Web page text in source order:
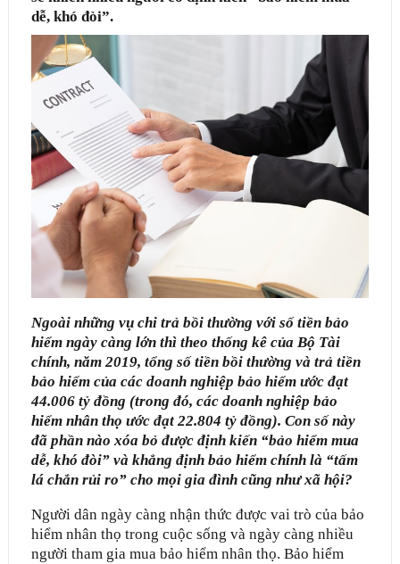
dễ, khó đòi”.
Ngoài những vụ chi trả bồi thường với số tiền bảo
hiểm ngày càng lớn thì theo thống kê của Bộ Tài
chính, năm 2019, tổng số tiền bồi thường và trả tiền
bảo hiểm của các doanh nghiệp bảo hiểm ước đạt
44.006 tỷ đồng (trong đó, các doanh nghiệp bảo
hiểm nhân thọ ước đạt 22.804 tỷ đồng). Con số này
đã phần nào xóa bỏ được định kiến “bảo hiểm mua
dễ, khó đòi” và khẳng định bảo hiểm chính là “tấm
lá chắn rủi ro” cho mọi gia đình cũng như xã hội?
Người dân ngày càng nhận thức được vai trò của bảo
hiểm nhân thọ trong cuộc sống và ngày càng nhiều
người tham gia mua bảo hiểm nhân thọ. Bảo hiểm